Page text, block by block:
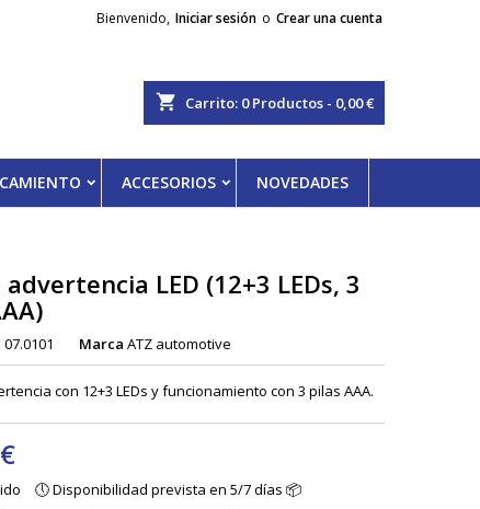
Bienvenido, Iniciar sesión o Crear una cuenta
shopping_cart Carrito: 0Productos - 0,00 €
ACCESORIOS NOVEDADES
advertencia LED (12+3 LEDs, 3
07.0101 Marca ATZ automotive
con 12+3 LEDs y funcionamiento con 3 pilas AAA.
🕔 Disponibilidad prevista en 5/7 días 📦